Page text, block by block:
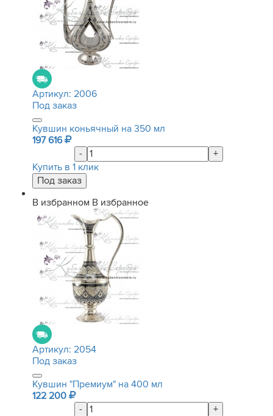
Артикул: 2006
Под заказ
Кувшин коньячный на 350 мл
197 616
-
+
Купить в 1 клик
В избранном В избранное
Артикул: 2054
Под заказ
Кувшин "Премиум" на 400 мл
122 200
-
+